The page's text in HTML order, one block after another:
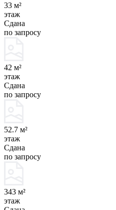
33 м²
этаж
Сдана
по запросу
42 м²
этаж
Сдана
по запросу
52.7 м²
этаж
Сдана
по запросу
343 м²
этаж